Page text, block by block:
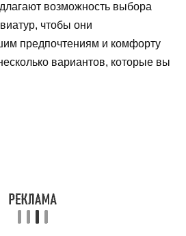
возможность выбора
чтобы они
предпочтениям и комфорту
вариантов, которые вы